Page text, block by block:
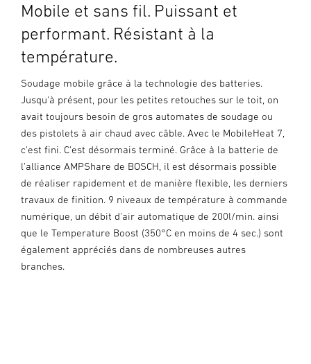
Mobile et sans fil. Puissant et
performant. Résistant à la
température.
Soudage mobile grâce à la technologie des batteries.
Jusqu'à présent, pour les petites retouches sur le toit, on
avait toujours besoin de gros automates de soudage ou
des pistolets à air chaud avec câble. Avec le MobileHeat 7,
c'est fini. C'est désormais terminé. Grâce à la batterie de
l'alliance AMPShare de BOSCH, il est désormais possible
de réaliser rapidement et de manière flexible, les derniers
travaux de finition. 9 niveaux de température à commande
numérique, un débit d'air automatique de 200l/min. ainsi
que le Temperature Boost (350°C en moins de 4 sec.) sont
également appréciés dans de nombreuses autres
branches.